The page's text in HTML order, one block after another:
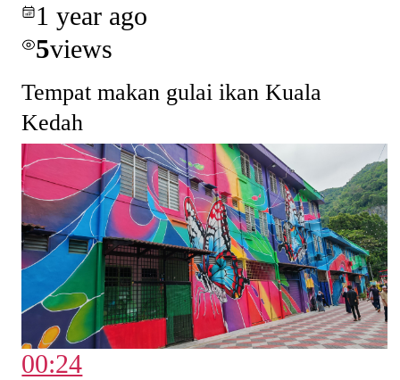
1 year ago
5views
Tempat makan gulai ikan Kuala
Kedah
00:24